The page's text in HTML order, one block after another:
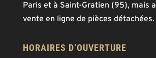
Paris et à Saint-Gratien (95), mais
vente en ligne de pièces détachées.
HORAIRES D’OUVERTURE